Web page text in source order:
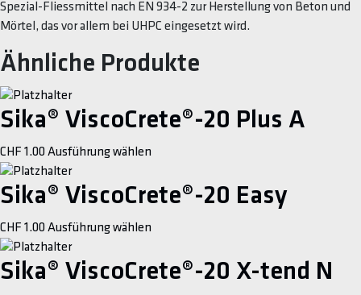
Spezial-Fliessmittel nach EN 934-2 zur Herstellung von Beton und
Mörtel, das vor allem bei UHPC eingesetzt wird.
Ähnliche Produkte
Sika® ViscoCrete®-20 Plus A
CHF 1.00 Ausführung wählen
has
options
Sika® ViscoCrete®-20 Easy
CHF 1.00 Ausführung wählen
has
Sika® ViscoCrete®-20 X-tend N